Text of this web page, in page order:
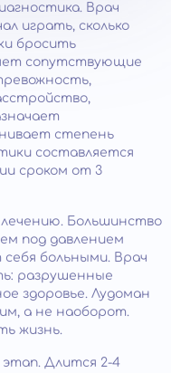
Врач
играть, сколько
бросить
сопутствующие
степень
составляется
сроком от 3
Большинство
под давлением
больными. Врач
разрушенные
здоровье. Лудоман
а не наоборот.
жизнь.
Длится 2-4